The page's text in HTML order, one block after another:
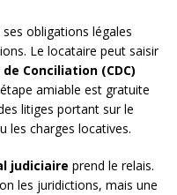
obligations légales
Le locataire peut saisir
Conciliation (CDC)
amiable est gratuite
litiges portant sur le
les charges locatives.
judiciaire prend le relais.
les juridictions, mais une